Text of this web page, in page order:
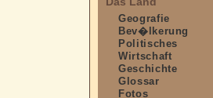
Geografie
Bev�lkerung
Politisches
Wirtschaft
Geschichte
Glossar
Fotos